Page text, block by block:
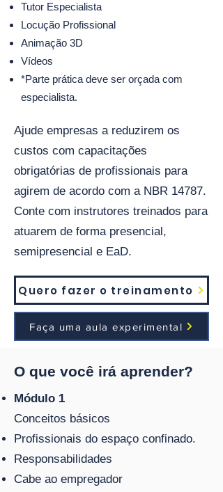
Tutor Especialista
Locução Profissional
Animação 3D
Vídeos
*Parte prática deve ser orçada com
especialista.
Ajude empresas a reduzirem os
custos com capacitações
obrigatórias de profissionais para
agirem de acordo com a NBR 14787.
Conte com instrutores treinados para
atuarem de forma presencial,
semipresencial e EaD.
Quero fazer o treinamento
Faça uma aula experimental
O que você irá aprender?
Módulo 1
Conceitos básicos
Profissionais do espaço confinado.
Responsabilidades
Cabe ao empregador